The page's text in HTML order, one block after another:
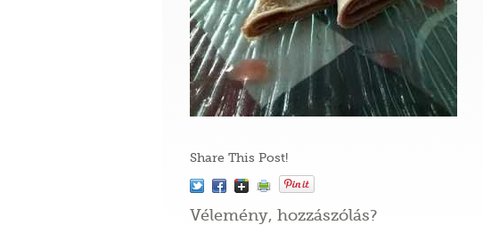
Share This Post!
Vélemény, hozzászólás?